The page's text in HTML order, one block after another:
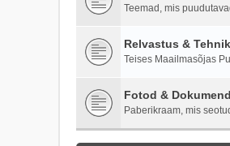
Teemad, mis
Relvastus &
Teises Maailmasõjas
Fotod &
Paberikraam, mis